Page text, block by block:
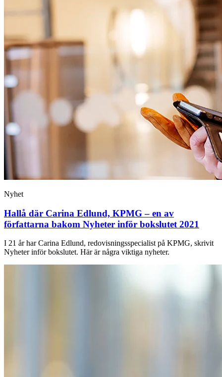
Nyhet
Hallå där Carina Edlund, KPMG – en av
författarna bakom Nyheter inför bokslutet 2021
I 21 år har Carina Edlund, redovisningsspecialist på KPMG, skrivit
Nyheter inför bokslutet. Här är några viktiga nyheter.